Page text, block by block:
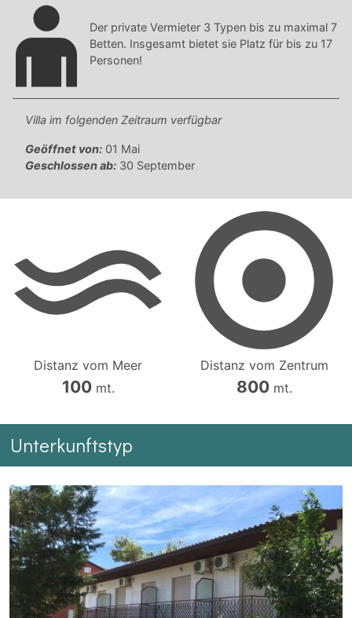
Der private Vermieter 3 Typen bis zu maximal 7
Betten. Insgesamt bietet sie Platz für bis zu 17
Personen!
Villa im folgenden Zeitraum verfügbar
Geöffnet von: 01 Mai
Geschlossen ab: 30 September
Distanz vom Meer
100mt.
Distanz vom Zentrum
800mt.
Unterkunftstyp